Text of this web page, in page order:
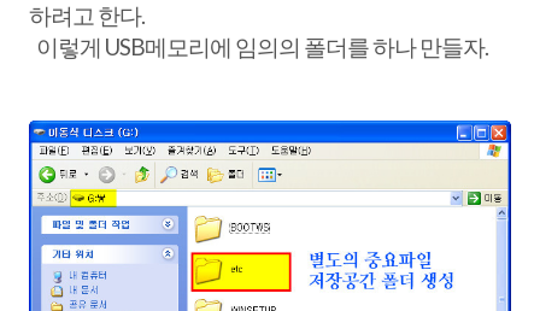
하려고 한다.
이렇게 USB메모리에 임의의 폴더를 하나 만들자.